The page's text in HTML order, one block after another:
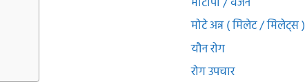
मोटे अन्न ( मिलेट / मिलेट्स )
यौन रोग
रोग उपचार